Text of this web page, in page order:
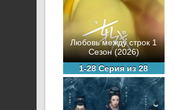
Любовь между строк 1
Сезон (2026)
1-28 Серия из 28